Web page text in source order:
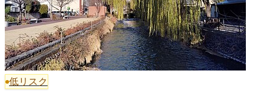
低リスク